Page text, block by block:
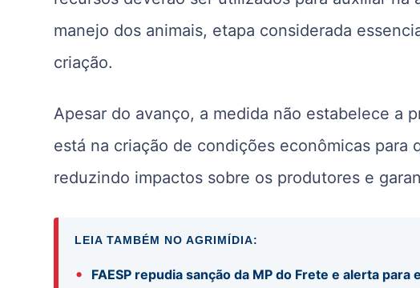
manejo dos animais, etapa considerada
criação.
Apesar do avanço, a medida não estabelece a
está na criação de condições econômicas para
reduzindo impactos sobre os produtores e
LEIA TAMBÉM NO AGRIMÍDIA:
• FAESP repudia sanção da MP do Frete e alerta